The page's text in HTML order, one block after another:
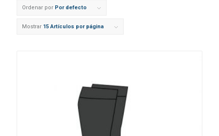
Ordenar por Por defecto
Mostrar 15 Artículos por página